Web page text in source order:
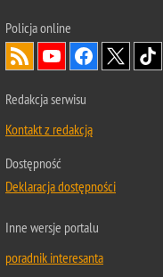
Policja online
Redakcja serwisu
Kontakt z redakcją
Dostępność
Deklaracja dostępności
Inne wersje portalu
poradnik interesanta